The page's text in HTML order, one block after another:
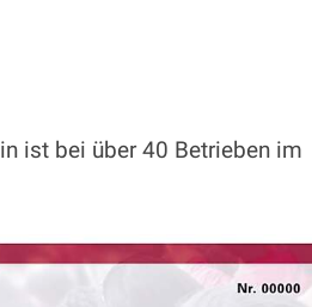
ist bei über 40 Betrieben im